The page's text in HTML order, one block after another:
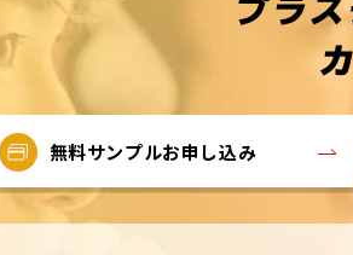
無料サンプルお申し込み